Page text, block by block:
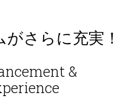
さらに充実！
&